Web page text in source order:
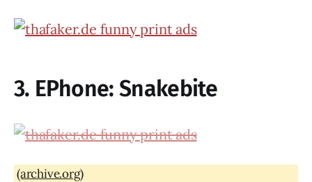
3. EPhone: Snakebite
(archive.org)